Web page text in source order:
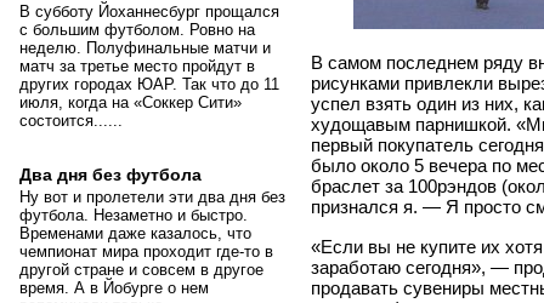
В самом последнем ряду
рисунками привлекли
успел взять один из них,
худощавым парнишкой.
первый покупатель
было около 5 вечера по
браслет за 100рэндов
признался я. — Я просто
«Если вы не купите их
заработаю сегодня», —
продавать сувениры
В субботу Йоханнесбург прощался
с большим футболом. Ровно на
неделю. Полуфинальные матчи и
матч за третье место пройдут в
других городах ЮАР. Так что до 11
июля, когда на «Соккер Сити»
состоится......
Два дня без футбола
Ну вот и пролетели эти два дня без
футбола. Незаметно и быстро.
Временами даже казалось, что
чемпионат мира проходит где-то в
другой стране и совсем в другое
время. А в Йобурге о нем